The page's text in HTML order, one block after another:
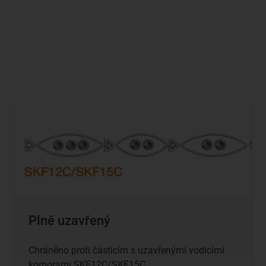
Plně uzavřený
Chráněno proti částicím s uzavřenými vodicími